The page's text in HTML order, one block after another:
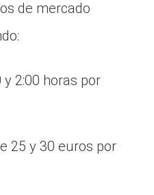
de mercado
y 2:00 horas por
25 y 30 euros por